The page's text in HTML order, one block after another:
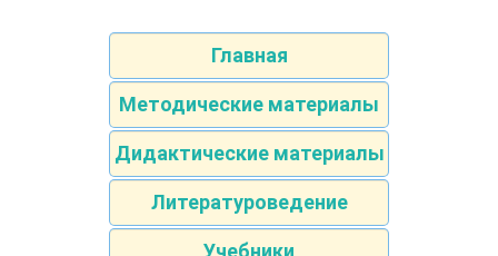
Главная
Методические материалы
Дидактические материалы
Литературоведение